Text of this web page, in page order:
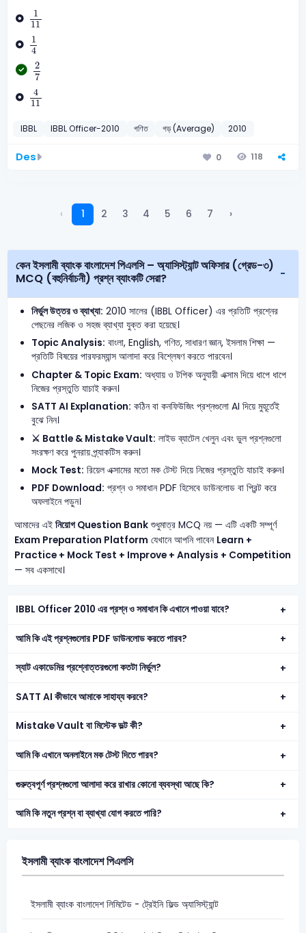
1
11
11
1
4
14
2
7
2
4
11
411
IBBL IBBL Officer-2010 গণিত গড় (Average) 2010
Des 0 118
‹ 1 2 3 4 5 6 7 ›
কেন ইসলামী ব্যাংক বাংলাদেশ পিএলসি – অ্যাসিস্ট্যান্ট অফিসার (গ্রেড-৩)
MCQ (বহুনির্বাচনী) প্রশ্ন ব্যাংকটি সেরা?
নির্ভুল উত্তর ও ব্যাখ্যা: 2010 সালের (IBBL Officer) এর প্রতিটি প্রশ্নের
পেছনের লজিক ও সহজ ব্যাখ্যা যুক্ত করা হয়েছে।
Topic Analysis: বাংলা, English, গণিত, সাধারণ জ্ঞান, ইসলাম শিক্ষা —
প্রতিটি বিষয়ের পারফরম্যান্স আলাদা করে বিশ্লেষণ করতে পারবেন।
Chapter & Topic Exam: অধ্যায় ও টপিক অনুযায়ী এক্সাম দিয়ে ধাপে ধাপে
নিজের প্রস্তুতি যাচাই করুন।
SATT AI Explanation: কঠিন বা কনফিউজিং প্রশ্নগুলো AI দিয়ে মুহূর্তেই
বুঝে নিন।
⚔️ Battle & Mistake Vault: লাইভ ব্যাটেল খেলুন এবং ভুল প্রশ্নগুলো
সংরক্ষণ করে পুনরায় প্র্যাকটিস করুন।
Mock Test: রিয়েল এক্সামের মতো মক টেস্ট দিয়ে নিজের প্রস্তুতি যাচাই করুন।
PDF Download: প্রশ্ন ও সমাধান PDF হিসেবে ডাউনলোড বা প্রিন্ট করে
অফলাইনে পড়ুন।
আমাদের এই নিয়োগ Question Bankশুধুমাত্র MCQ নয় — এটি একটি সম্পূর্ণ
Exam Preparation Platform যেখানে আপনি পাবেন Learn +
Practice + Mock Test + Improve + Analysis + Competition
— সব একসাথে।
IBBL Officer 2010 এর প্রশ্ন ও সমাধান কি এখানে পাওয়া যাবে?
আমি কি এই প্রশ্নগুলোর PDF ডাউনলোড করতে পারব?
স্যাট একাডেমির প্রশ্নোত্তরগুলো কতটা নির্ভুল?
SATT AI কীভাবে আমাকে সাহায্য করবে?
Mistake Vault বা মিস্টেক ভল্ট কী?
আমি কি এখানে অনলাইনে মক টেস্ট দিতে পারব?
গুরুত্বপূর্ণ প্রশ্নগুলো আলাদা করে রাখার কোনো ব্যবস্থা আছে কি?
আমি কি নতুন প্রশ্ন বা ব্যাখ্যা যোগ করতে পারি?
ইসলামী ব্যাংক বাংলাদেশ পিএলসি
ইসলামী ব্যাংক বাংলাদেশ লিমিটেড - ট্রেইনি ফিল্ড অ্যাসিস্ট্যান্ট